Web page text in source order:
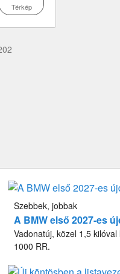
Térkép
Szebbek, jobbak
A BMW első 2027-es
Vadonatúj, közel 1,5
1000 RR.